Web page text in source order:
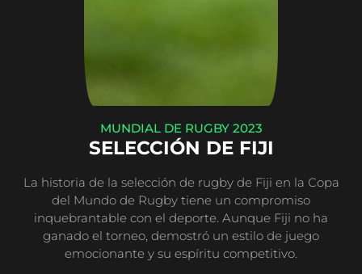
MUNDIAL DE RUGBY 2023
SELECCIÓN DE FIJI
La historia de la selección de rugby de Fiji en la Copa
del Mundo de Rugby tiene un compromiso
inquebrantable con el deporte. Aunque Fiji no ha
ganado el torneo, demostró un estilo de juego
emocionante y su espíritu competitivo.